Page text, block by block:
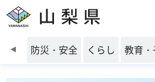
山梨県
前のスライドを表示
防災・安全 くらし 教育・